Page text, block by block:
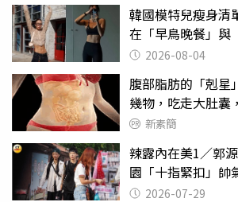
韓國模特兒瘦身清
在「早鳥晚餐」與
授局部消贅肉運動
2026-08-04
腹部脂肪的「剋星
幾物，吃走大肚囊
新素簡
辣露內在美1／郭
園「十指緊扣」
曝光2026-07-29